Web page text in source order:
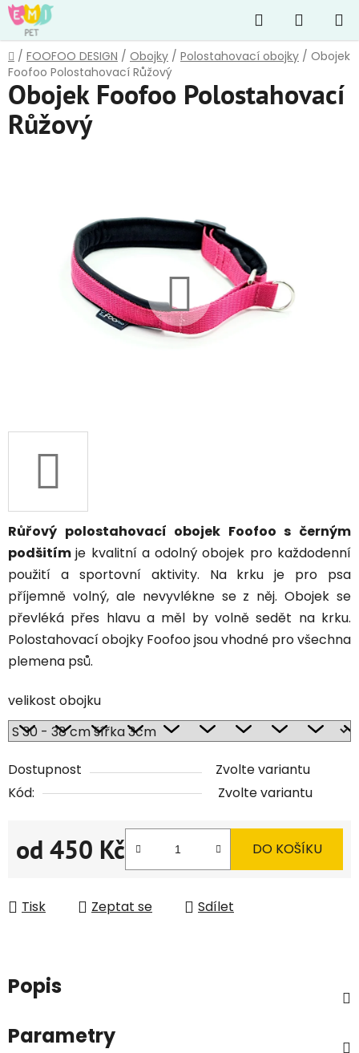
Přejít
na
obsah
Hledat
KOŠÍK
Domů
/ FOOFOO DESIGN / Obojky / Polostahovací obojky / Obojek
Foofoo Polostahovací Růžový
Růřový polostahovací obojek Foofoo s černým
podšitímje kvalitní a odolný obojek pro každodenní
použití a sportovní aktivity. Na krku je pro psa
příjemně volný, ale nevyvlékne se z něj.Obojek se
převléká přes hlavu a měl by volně sedět na krku.
Polostahovací obojky Foofoo jsou vhodné pro všechna
plemena psů.
velikost obojku
Dostupnost
Zvolte variantu
Kód:
Zvolte variantu
od 450 Kč DO KOŠÍKU
Tisk Zeptat se Sdílet
Obojek Foofoo Polostahovací
Růžový
Popis
Parametry